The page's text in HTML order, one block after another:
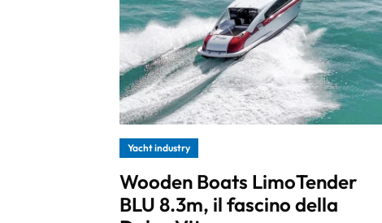
Yacht industry
Wooden Boats LimoTender
BLU 8.3m, il fascino della